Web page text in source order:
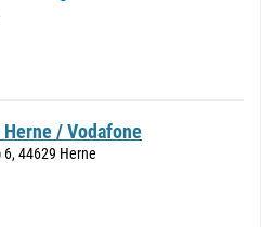
Herne / Vodafone
6, 44629 Herne